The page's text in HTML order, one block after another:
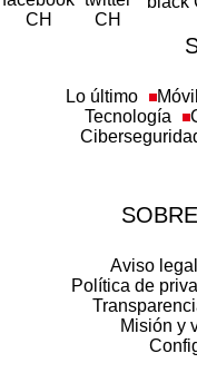
Lo último
Tecnología
Aviso
Política de
Misión y